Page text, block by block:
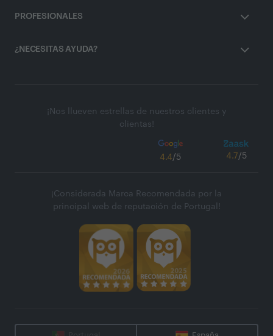
PROFESIONALES
¿NECESITAS AYUDA?
¡Nos llueven estrellas de nuestros clientes y
clientas!
4.4/5 4.7/5
¡Considerada Marca Recomendada por la
principal web de reputación de Portugal!